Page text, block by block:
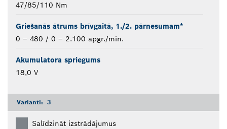
47/85/110 Nm
Griešanās ātrums brīvgaitā, 1./2. pārnesumam*
0 – 480 / 0 – 2.100 apgr./min.
Akumulatora spriegums
18,0 V
Varianti: 3
Salīdzināt izstrādājumus